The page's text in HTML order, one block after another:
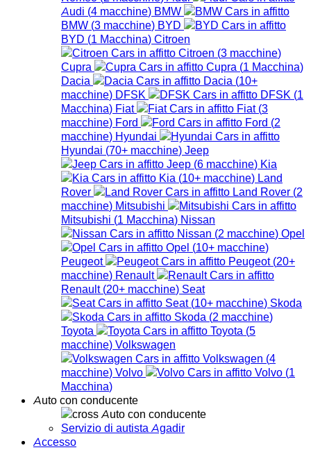
Audi (4 macchine) BMW
BMW (3 macchine) BYD
BYD (1 Macchina) Citroen
Citroen (3 macchine)
Cupra
Cupra (1 Macchina)
Dacia
Dacia (10+
macchine) DFSK DFSK (1
Macchina) Fiat Fiat (3
macchine) Ford Ford (2
macchine) Hyundai
Hyundai (70+ macchine) Jeep
Jeep (6 macchine) Kia
Kia (10+ macchine) Land
Rover
Land Rover (2
macchine) Mitsubishi
Mitsubishi (1 Macchina) Nissan
Nissan (2 macchine) Opel
Opel (10+ macchine)
Peugeot
Peugeot (20+
macchine) Renault
Renault (20+ macchine) Seat
Seat (10+ macchine) Skoda
Skoda (2 macchine)
Toyota
Toyota (5
macchine) Volkswagen
Volkswagen (4
macchine) Volvo Volvo (1
Macchina)
Auto con conducente
Auto con conducente
Servizio di autista Agadir
Accesso